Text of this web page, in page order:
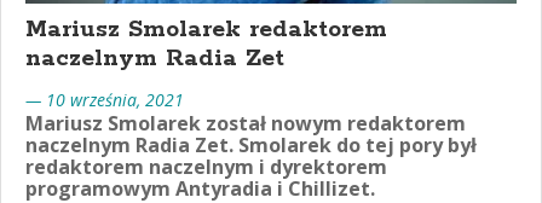
Mariusz Smolarek redaktorem
naczelnym Radia Zet
— 10 września, 2021
Mariusz Smolarek został nowym redaktorem
naczelnym Radia Zet. Smolarek do tej pory był
redaktorem naczelnym i dyrektorem
programowym Antyradia i Chillizet.